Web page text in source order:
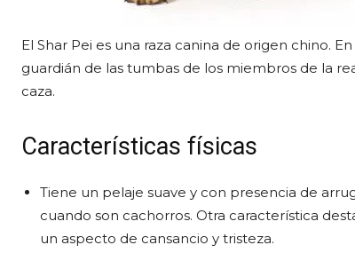
El Shar Pei es una raza canina de origen chino.
guardián de las tumbas de los miembros de la
caza.
Características físicas
Tiene un pelaje suave y con presencia de
cuando son cachorros. Otra característica
un aspecto de cansancio y tristeza.